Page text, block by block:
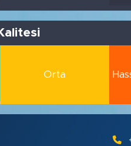
Orta